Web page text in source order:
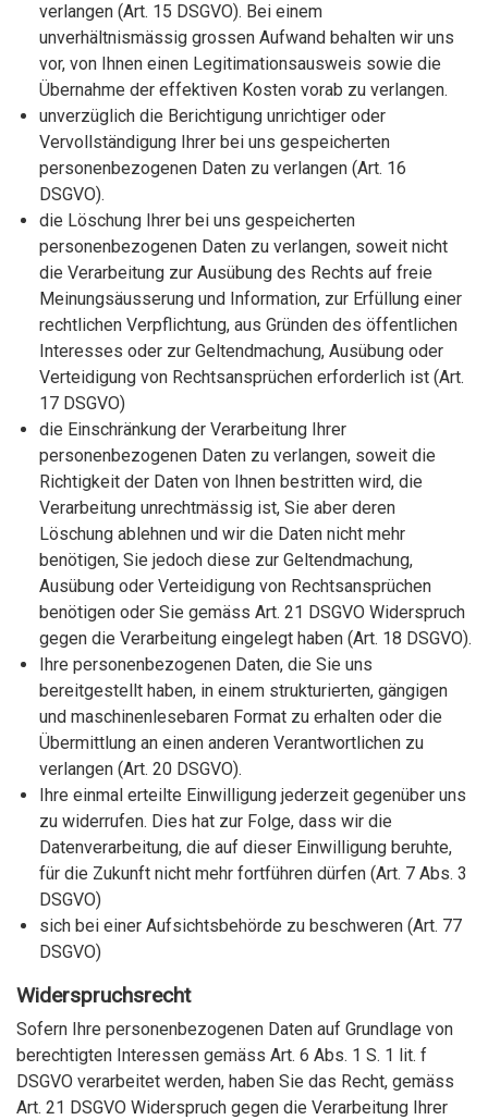
verlangen (Art. 15 DSGVO). Bei einem
unverhältnismässig grossen Aufwand behalten wir uns
vor, von Ihnen einen Legitimationsausweis sowie die
Übernahme der effektiven Kosten vorab zu verlangen.
unverzüglich die Berichtigung unrichtiger oder
Vervollständigung Ihrer bei uns gespeicherten
personenbezogenen Daten zu verlangen (Art. 16
DSGVO).
die Löschung Ihrer bei uns gespeicherten
personenbezogenen Daten zu verlangen, soweit nicht
die Verarbeitung zur Ausübung des Rechts auf freie
Meinungsäusserung und Information, zur Erfüllung einer
rechtlichen Verpflichtung, aus Gründen des öffentlichen
Interesses oder zur Geltendmachung, Ausübung oder
Verteidigung von Rechtsansprüchen erforderlich ist (Art.
17 DSGVO)
die Einschränkung der Verarbeitung Ihrer
personenbezogenen Daten zu verlangen, soweit die
Richtigkeit der Daten von Ihnen bestritten wird, die
Verarbeitung unrechtmässig ist, Sie aber deren
Löschung ablehnen und wir die Daten nicht mehr
benötigen, Sie jedoch diese zur Geltendmachung,
Ausübung oder Verteidigung von Rechtsansprüchen
benötigen oder Sie gemäss Art. 21 DSGVO Widerspruch
gegen die Verarbeitung eingelegt haben (Art. 18 DSGVO).
Ihre personenbezogenen Daten, die Sie uns
bereitgestellt haben, in einem strukturierten, gängigen
und maschinenlesebaren Format zu erhalten oder die
Übermittlung an einen anderen Verantwortlichen zu
verlangen (Art. 20 DSGVO).
Ihre einmal erteilte Einwilligung jederzeit gegenüber uns
zu widerrufen. Dies hat zur Folge, dass wir die
Datenverarbeitung, die auf dieser Einwilligung beruhte,
für die Zukunft nicht mehr fortführen dürfen (Art. 7 Abs. 3
DSGVO)
sich bei einer Aufsichtsbehörde zu beschweren (Art. 77
DSGVO)
Widerspruchsrecht
Sofern Ihre personenbezogenen Daten auf Grundlage von
berechtigten Interessen gemäss Art. 6 Abs. 1 S. 1 lit. f
DSGVO verarbeitet werden, haben Sie das Recht, gemäss
Art. 21 DSGVO Widerspruch gegen die Verarbeitung Ihrer